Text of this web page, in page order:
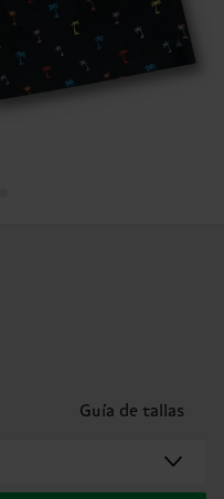
Guía de tallas